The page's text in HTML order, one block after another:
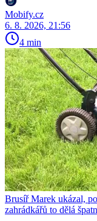
Mobify.cz
6. 8. 2026, 21:56
4 min
Brusíř Marek ukázal,
zahrádkářů to dělá